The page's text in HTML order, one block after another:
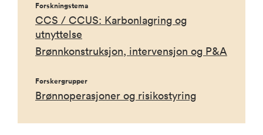
Forskningstema
CCS / CCUS: Karbonlagring og
utnyttelse
Brønnkonstruksjon, intervensjon og P&A
Forskergrupper
Brønnoperasjoner og risikostyring